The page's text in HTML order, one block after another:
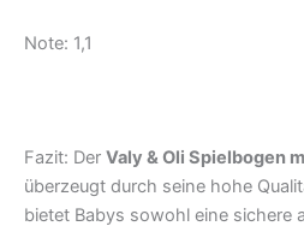
Note: 1,1
Fazit: Der Valy & Oli Spielbogen
überzeugt durch seine hohe
bietet Babys sowohl eine sichere